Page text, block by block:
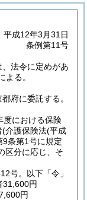
平成12年3月31日
条例第11号
法令に定めがあ
よる。
府に委託する。
度における保険
(介護保険法(平成
9条第1号に規定
区分に応じ、そ
号。以下「令」
31,600円
円